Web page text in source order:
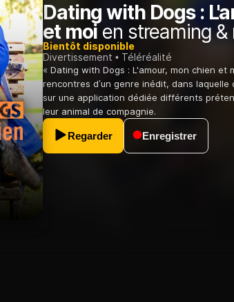
Dating with Dogs :
et moi en streaming &
Bientôt disponible
Divertissement
Téléréalité
« Dating with Dogs : L'amour, mon chien et
rencontres d’un genre inédit, dans
sur une application dédiée différents
leur animal de compagnie.
Regarder Enregistrer